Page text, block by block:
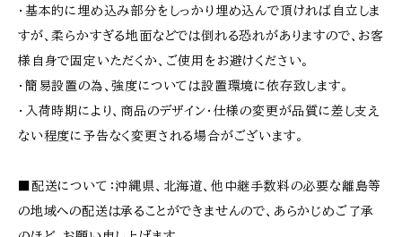
・基本的に埋め込み部分をしっかり埋め込んで頂ければ自立しま
すが、柔らかすぎる地面などでは倒れる恐れがありますので、お客
様自身で固定いただくか、ご使用をお避けください。
・簡易設置の為、強度については設置環境に依存致します。
・入荷時期により、商品のデザイン・仕様の変更が品質に差し支え
ない程度に予告なく変更される場合がございます。
■配送について：沖縄県、北海道、他中継手数料の必要な離島等
の地域への配送は承ることができませんので、あらかじめご了承